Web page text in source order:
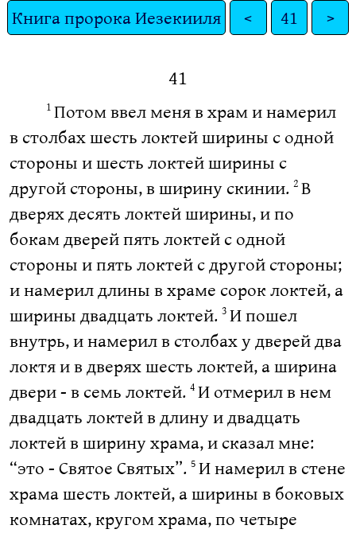
Книга пророка Иезекииля < 41 >
41
1 Потом ввел меня в храм и намерил
в столбах шесть локтей ширины с одной
стороны и шесть локтей ширины с
другой стороны, в ширину скинии. 2 В
дверях десять локтей ширины, и по
бокам дверей пять локтей с одной
стороны и пять локтей с другой стороны;
и намерил длины в храме сорок локтей, а
ширины двадцать локтей. 3 И пошел
внутрь, и намерил в столбах у дверей два
локтя и в дверях шесть локтей, а ширина
двери - в семь локтей. 4 И отмерил в нем
двадцать локтей в длину и двадцать
локтей в ширину храма, и сказал мне:
“это - Святое Святых”. 5 И намерил в стене
храма шесть локтей, а ширины в боковых
комнатах, кругом храма, по четыре